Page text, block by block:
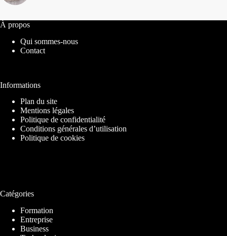
À propos
Qui sommes-nous
Contact
Informations
Plan du site
Mentions légales
Politique de confidentialité
Conditions générales d’utilisation
Politique de cookies
Catégories
Formation
Entreprise
Business